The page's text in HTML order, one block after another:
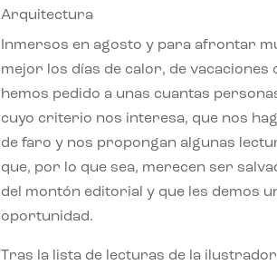
Arquitectura
Inmersos en agosto y para afrontar
mejor los días de calor, de vacaciones
hemos pedido a unas cuantas
cuyo criterio nos interesa, que nos
de faro y nos propongan algunas
que, por lo que sea, merecen ser
del montón editorial y que les demos
oportunidad.
Tras la lista de lecturas de la